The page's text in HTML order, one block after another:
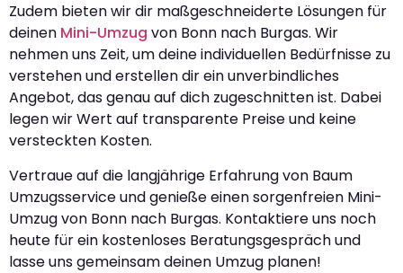
Zudem bieten wir dir maßgeschneiderte Lösungen für
deinen Mini-Umzug von Bonn nach Burgas. Wir
nehmen uns Zeit, um deine individuellen Bedürfnisse zu
verstehen und erstellen dir ein unverbindliches
Angebot, das genau auf dich zugeschnitten ist. Dabei
legen wir Wert auf transparente Preise und keine
versteckten Kosten.
Vertraue auf die langjährige Erfahrung von Baum
Umzugsservice und genieße einen sorgenfreien Mini-
Umzug von Bonn nach Burgas. Kontaktiere uns noch
heute für ein kostenloses Beratungsgespräch und
lasse uns gemeinsam deinen Umzug planen!